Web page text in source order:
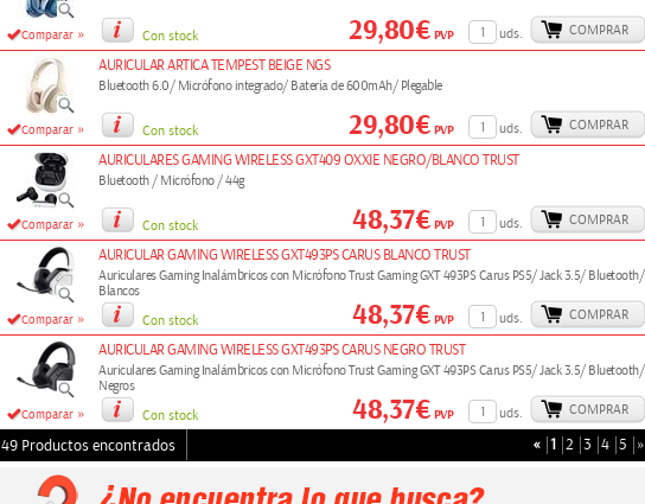
Comparar » Con stock uds. COMPRAR
29,80€PVP
Comparar »
AURICULAR ARTICA TEMPEST BEIGE NGS
Bluetooth 6.0/ Micrófono integrado/ Batería de 600mAh/ Plegable
Con stock uds. COMPRAR
29,80€PVP
Comparar »
AURICULARES GAMING WIRELESS GXT409 OXXIE NEGRO/BLANCO TRUST
Bluetooth / Micrófono / 44g
Con stock uds. COMPRAR
48,37€PVP
Comparar »
AURICULAR GAMING WIRELESS GXT493PS CARUS BLANCO TRUST
Auriculares Gaming Inalámbricos con Micrófono Trust Gaming GXT 493PS Carus PS5/ Jack 3.5/ Bluetooth/
Blancos
Con stock
uds. COMPRAR
48,37€PVP
Comparar »
AURICULAR GAMING WIRELESS GXT493PS CARUS NEGRO TRUST
Auriculares Gaming Inalámbricos con Micrófono Trust Gaming GXT 493PS Carus PS5/ Jack 3.5/ Bluetooth/
Negros
Con stock
uds. COMPRAR
48,37€PVP
49 Productos encontrados « 1 2 3 4 5 »